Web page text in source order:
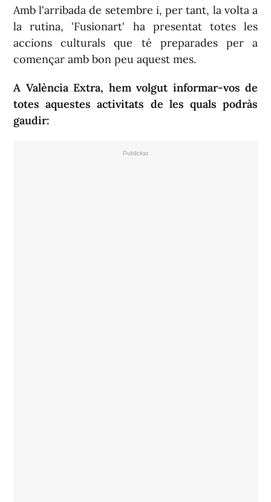
Amb l'arribada de setembre i, per tant, la volta a
la rutina, 'Fusionart' ha presentat totes les
accions culturals que té preparades per a
començar amb bon peu aquest mes.
A València Extra, hem volgut informar-vos de
totes aquestes activitats de les quals podràs
gaudir: